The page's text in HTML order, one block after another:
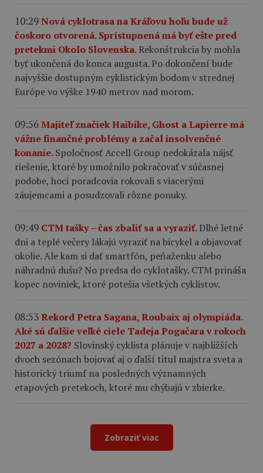
10:29Nová cyklotrasa na Kráľovu hoľu bude už
čoskoro otvorená. Sprístupnená má byť ešte pred
pretekmi Okolo Slovenska.Rekonštrukcia by mohla
byť ukončená do konca augusta. Po dokončení bude
najvyššie dostupným cyklistickým bodom v strednej
Európe vo výške 1940 metrov nad morom.
09:56Majiteľ značiek Haibike, Ghost a Lapierre má
vážne finančné problémy a začal insolvenčné
konanie.Spoločnosť Accell Group nedokázala nájsť
riešenie, ktoré by umožnilo pokračovať v súčasnej
podobe, hoci poradcovia rokovali s viacerými
záujemcami a posudzovali rôzne ponuky.
09:49 CTM tašky – čas zbaliť sa a vyraziť.Dlhé letné
dni a teplé večery lákajú vyraziť na bicykel a objavovať
okolie. Ale kam si dať smartfón, peňaženku alebo
náhradnú dušu? No predsa do cyklotašky. CTM prináša
kopec noviniek, ktoré potešia všetkých cyklistov.
08:53Rekord Petra Sagana, Roubaix aj olympiáda.
Aké sú ďalšie veľké ciele Tadeja Pogačara v rokoch
2027 a 2028? Slovinský cyklista plánuje v najbližších
dvoch sezónach bojovať aj o ďalší titul majstra sveta a
historický triumf na posledných významných
etapových pretekoch, ktoré mu chýbajú v zbierke.
Zobraziť viac